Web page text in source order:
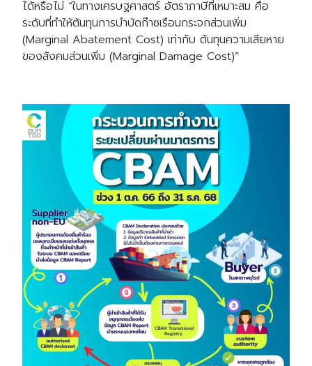
ได้หรือไม่ “ในทางเศรษฐศาสตร์ อัตราภาษีที่เหมาะสม คือ
ระดับที่ทำให้ต้นทุนการบำบัดก๊าซเรือนกระจกส่วนเพิ่ม
(Marginal Abatement Cost) เท่ากับ ต้นทุนความเสียหาย
ของสังคมส่วนเพิ่ม (Marginal Damage Cost)”